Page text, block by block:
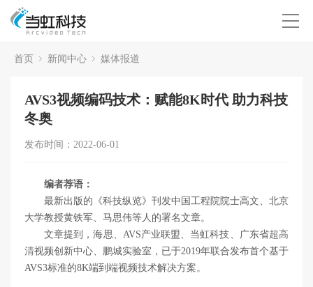
首页 新闻中心 媒体报道
AVS3视频编码技术：赋能8K时代 助力科技
冬奥
发布时间：2022-06-01
编者荐语：
最新出版的《科技纵览》刊发中国工程院院士高文、北京
大学教授黄铁军、马思伟等人的署名文章。
文章提到，海思、AVS产业联盟、当虹科技、广东省超高
清视频创新中心、鹏城实验室，已于2019年联合发布首个基于
AVS3标准的8K端到端视频技术解决方案。